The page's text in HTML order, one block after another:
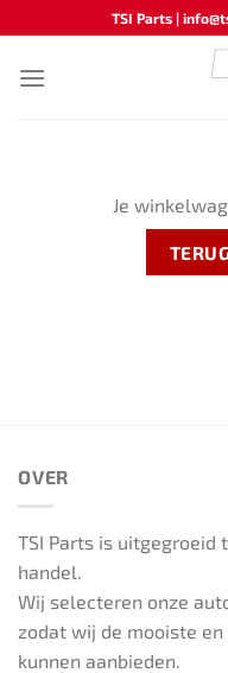
naar
inhoud
TSI Parts |
Je
OVER
TSI Parts is uitgegroeid
handel.
Wij selecteren onze
zodat wij de mooiste
kunnen aanbieden.